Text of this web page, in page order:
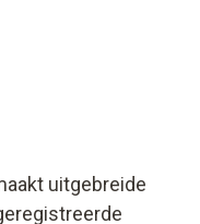
uitgebreide